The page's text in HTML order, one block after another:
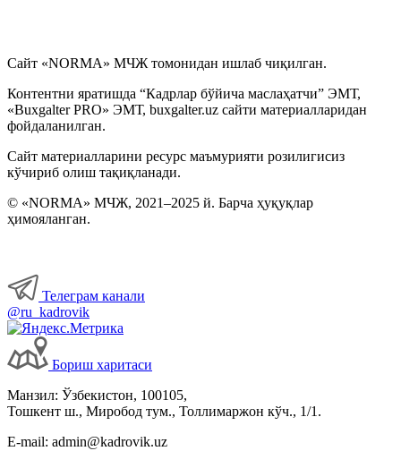
Сайт «NORMA» МЧЖ томонидан ишлаб чиқилган.
Контентни яратишда “Кадрлар бўйича маслаҳатчи” ЭМТ,
«Buxgalter PRO» ЭМТ, buxgalter.uz сайти материалларидан
фойдаланилган.
Сайт материалларини ресурс маъмурияти розилигисиз
кўчириб олиш тақиқланади.
© «NORMA» МЧЖ, 2021–2025 й. Барча ҳуқуқлар
ҳимояланган.
Телеграм канали
@ru_kadrovik
Бориш харитаси
Манзил: Ўзбекистон, 100105,
Тошкент ш., Миробод тум., Толлимаржон кўч., 1/1.
E-mail: admin@kadrovik.uz